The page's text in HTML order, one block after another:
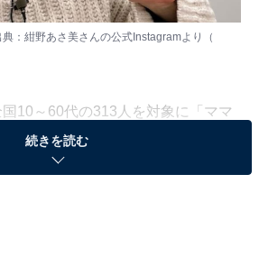
：紺野あさ美さんの公式Instagramより（
10～60代の313人を対象に「ママ
るアンケート調査を実施しまし
どもと仲が良いと思うママアナウ
続きを読む